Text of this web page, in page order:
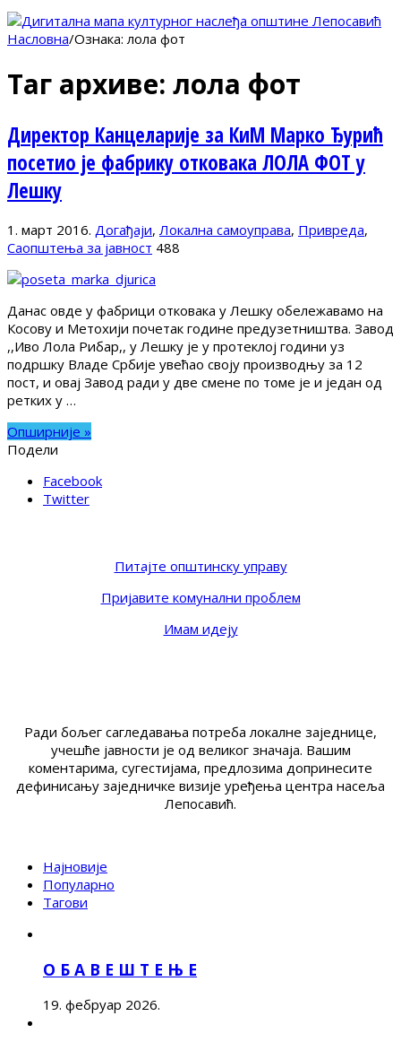
Насловна/Ознака:лола фот
Таг архиве: лола фот
Директор Канцеларије за КиМ Марко Ђурић
посетио је фабрику отковака ЛОЛА ФОТ у
Лешку
1. март 2016. Догађаји, Локална самоуправа, Привреда,
Саопштења за јавност 488
Данас овде у фабрици отковака у Лешку обележавамо на
Косову и Метохији почетак године предузетништва. Завод
,,Иво Лола Рибар,, у Лешку је у протеклој години уз
подршку Владе Србије увећао своју производњу за 12
пост, и овај Завод ради у две смене по томе је и један од
ретких у …
Опширније »
Подели
Facebook
Twitter
Питајте општинску управу
Пријавите комунални проблем
Имам идеју
Ради бољег сагледавања потреба локалне заједнице,
учешће јавности је од великог значаја. Вашим
коментарима, сугестијама, предлозима допринесите
дефинисању заједничке визије уређења центра насеља
Лепосавић.
Најновије
Популарно
Тагови
О Б А В Е Ш Т Е Њ Е
19. фебруар 2026.